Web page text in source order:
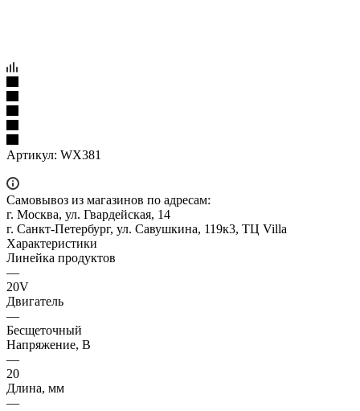
Артикул: WX381
Самовывоз из магазинов по адресам:
г. Москва, ул. Гвардейская, 14
г. Санкт-Петербург, ул. Савушкина, 119к3, ТЦ Villa
Характеристики
Линейка продуктов
—
20V
Двигатель
—
Бесщеточный
Напряжение, В
—
20
Длина, мм
—